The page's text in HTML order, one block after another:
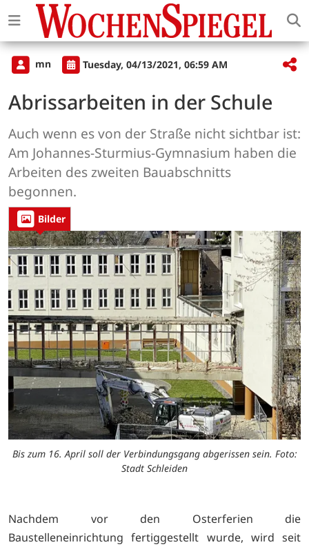
mn Tuesday, 04/13/2021, 06:59 AM
Abrissarbeiten in der Schule
Auch wenn es von der Straße nicht sichtbar ist:
Am Johannes-Sturmius-Gymnasium haben die
Arbeiten des zweiten Bauabschnitts
begonnen.
Bilder
Bis zum 16. April soll der Verbindungsgang abgerissen sein. Foto:
Stadt Schleiden
Nachdem vor den Osterferien die
Baustelleneinrichtung fertiggestellt wurde, wird seit